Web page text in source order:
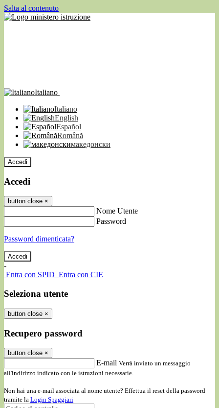
Salta al contenuto
Italiano
Italiano
English
Español
Română
македонски
Accedi
Accedi
button close ×
Nome Utente
Password
Password dimenticata?
-
Entra con SPID Entra con CIE
Seleziona utente
button close ×
Recupero password
button close ×
E-mail Verrà inviato un messaggio
all'indirizzo indicato con le istruzioni necessarie.
Non hai una e-mail associata al nome utente? Effettua il reset della password
tramite la Login Spaggiari